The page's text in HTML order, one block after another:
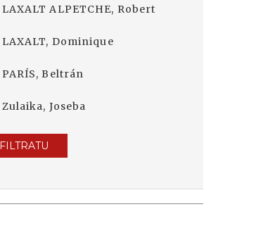
LAXALT ALPETCHE, Robert
LAXALT, Dominique
PARÍS, Beltrán
Zulaika, Joseba
FILTRATU